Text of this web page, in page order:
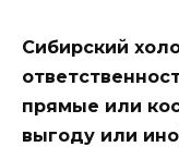
Сибирский
прямые или
выгоду или